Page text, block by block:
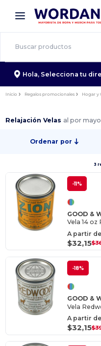
× App de Wordans
¡Mejores precios en
Hola, Selecciona tu
Inicio Regalos promocionales Hogar y
Relajación Velas al por
Ordenar por
3
-11%
GOOD &
Vela 14
A partir
$32,15
-18%
GOOD &
Vela
A partir
$32,15